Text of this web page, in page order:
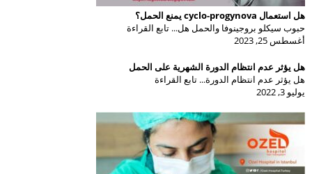
هل استعمال cyclo-progynova يمنع الحمل؟
حبوب سيكلو بروجينوفا والحمل هل... تابع القراءة
أغسطس 25, 2023
هل يؤثر عدم انتظام الدورة الشهرية على الحمل
هل يؤثر عدم انتظام الدورة... تابع القراءة
يوليو 3, 2022